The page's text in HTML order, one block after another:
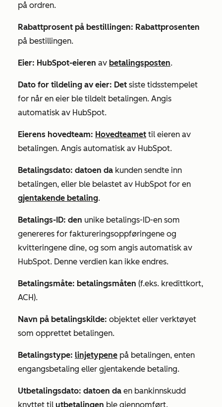
på ordren.
Rabattprosent på bestillingen: Rabattprosenten
på bestillingen.
Eier: HubSpot-eieren av betalingsposten.
Dato for tildeling av eier: Det siste tidsstempelet
for når en eier ble tildelt betalingen. Angis
automatisk av HubSpot.
Eierens hovedteam: Hovedteamet til eieren av
betalingen. Angis automatisk av HubSpot.
Betalingsdato: datoen da kunden sendte inn
betalingen, eller ble belastet av HubSpot for en
gjentakende betaling.
Betalings-ID: den unike betalings-ID-en som
genereres for faktureringsoppføringene og
kvitteringene dine, og som angis automatisk av
HubSpot. Denne verdien kan ikke endres.
Betalingsmåte: betalingsmåten (f.eks. kredittkort,
ACH).
Navn på betalingskilde: objektet eller verktøyet
som opprettet betalingen.
Betalingstype: linjetypene på betalingen, enten
engangsbetaling eller gjentakende betaling.
Utbetalingsdato: datoen da en bankinnskudd
knyttet til utbetalingen ble gjennomført.